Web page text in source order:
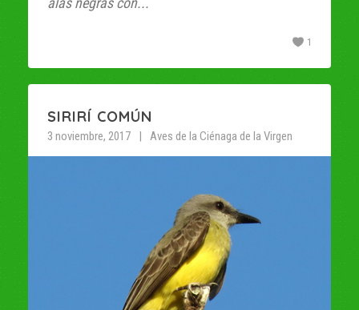
1
SIRIRÍ COMÚN
3 noviembre, 2017 Aves de la Ciénaga de la Virgen